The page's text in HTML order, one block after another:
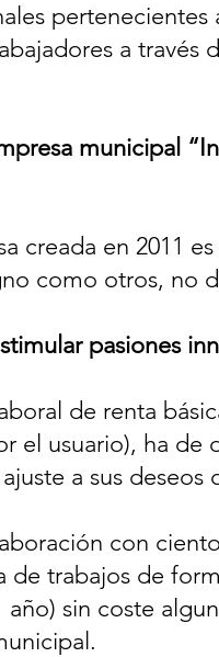
a
municipal
creada en 2011
como otros, no
pasiones
de renta
el usuario), ha
a sus deseos
con
de trabajos de
sin coste